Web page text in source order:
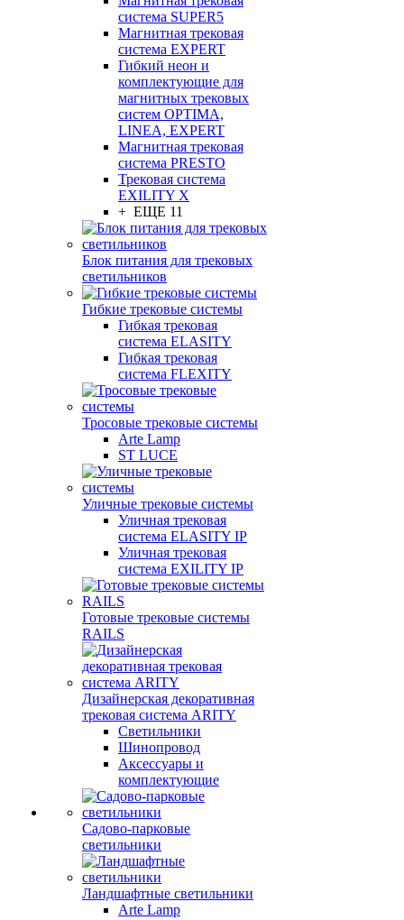
система SUPER5
Магнитная трековая
система EXPERT
Гибкий неон и
комплектующие для
магнитных трековых
систем OPTIMA,
LINEA, EXPERT
Магнитная трековая
система PRESTO
Трековая система
EXILITY X
+ ЕЩЕ 11
Блок питания для трековых
светильников
Гибкие трековые системы
Гибкая трековая
система ELASITY
Гибкая трековая
система FLEXITY
Тросовые трековые системы
Arte Lamp
ST LUCE
Уличные трековые системы
Уличная трековая
система ELASITY IP
Уличная трековая
система EXILITY IP
Готовые трековые системы
RAILS
Дизайнерская декоративная
трековая система ARITY
Светильники
Шинопровод
Аксессуары и
комплектующие
Садово-парковые
светильники
Ландшафтные светильники
Arte Lamp